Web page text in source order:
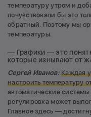
температуру утром и
почувствовали бы это
обратный. Поэтому мы
температуры.
— Графики — это
которые изнывают от
Сергей Иванов:Каждая
настроить температуру
автоматические
регулировка может
Главное здесь —